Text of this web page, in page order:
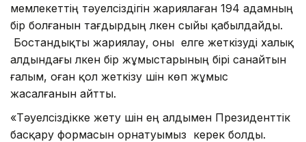
мемлекеттің тәуелсіздігін жариялаған 194 адамның
бір болғанын тағдырдың үлкен сыйы қабылдайды.
Бостандықты жариялау, оны елге жеткізуді халық
алдындағы үлкен бір жұмыстарының бірі санайтын
ғалым, оған қол жеткізу үшін көп жұмыс
жасалғанын айтты.
«Тәуелсіздікке жету үшін ең алдымен Президенттік
басқару формасын орнатуымыз керек болды.